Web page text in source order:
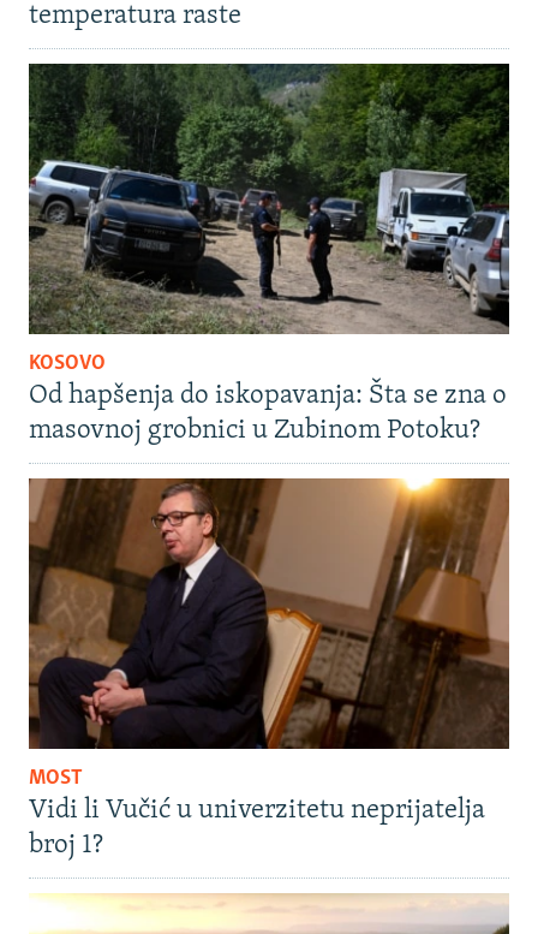
temperatura raste
KOSOVO
Od hapšenja do iskopavanja: Šta se zna o
masovnoj grobnici u Zubinom Potoku?
MOST
Vidi li Vučić u univerzitetu neprijatelja
broj 1?